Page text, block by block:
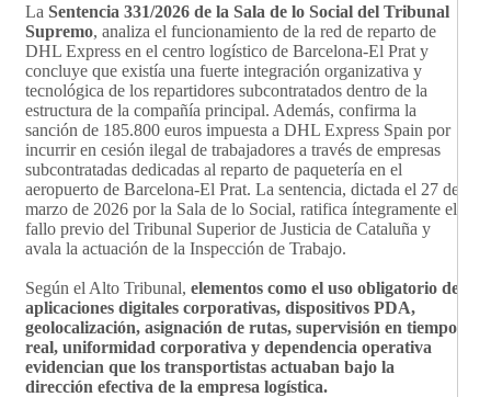
La Sentencia 331/2026 de la Sala de lo Social del Tribunal
Supremo, analiza el funcionamiento de la red de reparto de
DHL Express en el centro logístico de Barcelona-El Prat y
concluye que existía una fuerte integración organizativa y
tecnológica de los repartidores subcontratados dentro de la
estructura de la compañía principal. Además, confirma la
sanción de 185.800 euros impuesta a DHL Express Spain por
incurrir en cesión ilegal de trabajadores a través de empresas
subcontratadas dedicadas al reparto de paquetería en el
aeropuerto de Barcelona-El Prat. La sentencia, dictada el 27 de
marzo de 2026 por la Sala de lo Social, ratifica íntegramente el
fallo previo del Tribunal Superior de Justicia de Cataluña y
avala la actuación de la Inspección de Trabajo.
Según el Alto Tribunal, elementos como el uso obligatorio de
aplicaciones digitales corporativas, dispositivos PDA,
geolocalización, asignación de rutas, supervisión en tiempo
real, uniformidad corporativa y dependencia operativa
evidencian que los transportistas actuaban bajo la
dirección efectiva de la empresa logística.